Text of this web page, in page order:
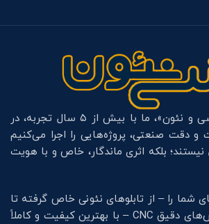
در مجموعه «سی‌ان‌سی و نئون»، ما با بیش از ۵ سال تجربه، در
دقت صنعتی، پروژه‌هایی را اجرا می‌کنیم
بلکه اثری ماندگار، خاص و با هویت
شما را – از تابلوهای نئونی خاص گرفته تا
سقف‌های تایل و برش‌های دقیق CNC – با بهترین کیفیت و کاملاً